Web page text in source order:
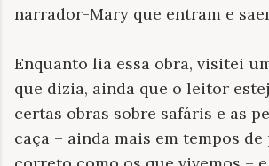
narrador-Mary que entram e
Enquanto lia essa obra, visitei
que dizia, ainda que o leitor
certas obras sobre safáris e as
caça – ainda mais em tempos